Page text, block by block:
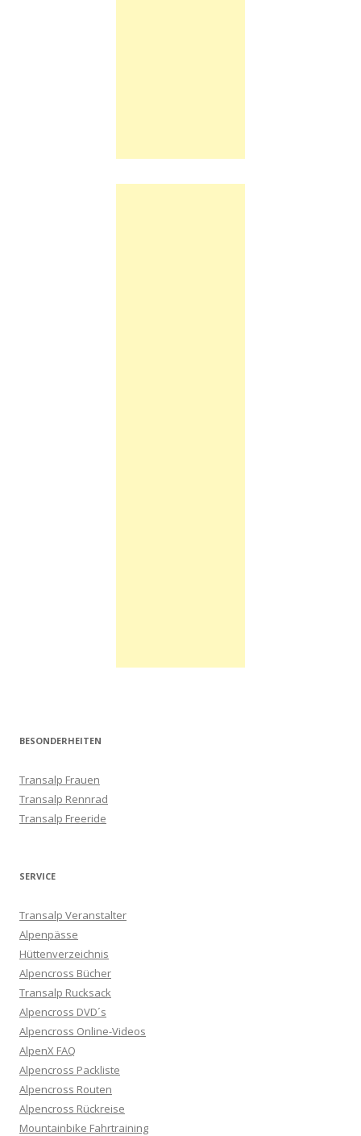
BESONDERHEITEN
Transalp Frauen
Transalp Rennrad
Transalp Freeride
SERVICE
Transalp Veranstalter
Alpenpässe
Hüttenverzeichnis
Alpencross Bücher
Transalp Rucksack
Alpencross DVD´s
Alpencross Online-Videos
AlpenX FAQ
Alpencross Packliste
Alpencross Routen
Alpencross Rückreise
Mountainbike Fahrtraining